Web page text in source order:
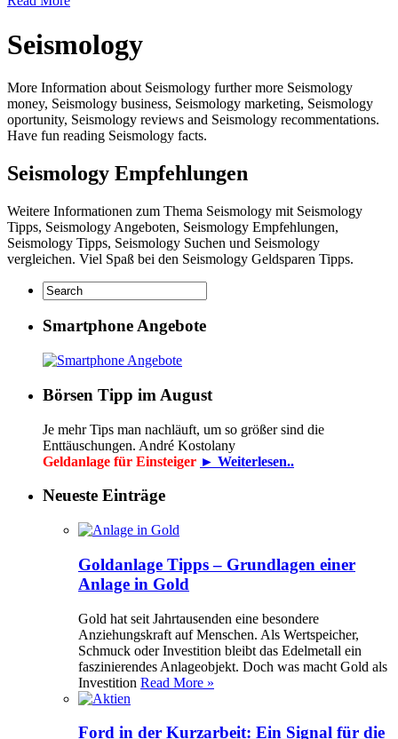
Seismology
More Information about Seismology further more Seismology
money, Seismology business, Seismology marketing, Seismology
oportunity, Seismology reviews and Seismology recommentations.
Have fun reading Seismology facts.
Seismology Empfehlungen
Weitere Informationen zum Thema Seismology mit Seismology
Tipps, Seismology Angeboten, Seismology Empfehlungen,
Seismology Tipps, Seismology Suchen und Seismology
vergleichen. Viel Spaß bei den Seismology Geldsparen Tipps.
Smartphone Angebote
Börsen Tipp im August
Je mehr Tips man nachläuft, um so größer sind die
Enttäuschungen. André Kostolany
Geldanlage für Einsteiger ► Weiterlesen..
Neueste Einträge
Goldanlage Tipps – Grundlagen einer
Anlage in Gold
Gold hat seit Jahrtausenden eine besondere
Anziehungskraft auf Menschen. Als Wertspeicher,
Schmuck oder Investition bleibt das Edelmetall ein
faszinierendes Anlageobjekt. Doch was macht Gold als
Investition Read More »
Ford in der Kurzarbeit: Ein Signal für die